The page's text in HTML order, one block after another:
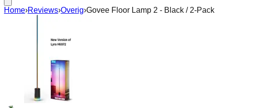
Home›Reviews›Overig›Govee Floor Lamp 2 - Black / 2-Pack